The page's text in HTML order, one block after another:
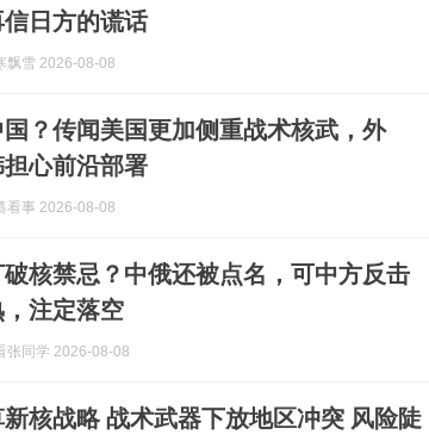
日方的谎话
飘雪 2026-08-08
？传闻美国更加侧重战术核武，外
心前沿部署
看事 2026-08-08
核禁忌？中俄还被点名，可中方反击
注定落空
张同学 2026-08-08
核战略 战术武器下放地区冲突 风险陡